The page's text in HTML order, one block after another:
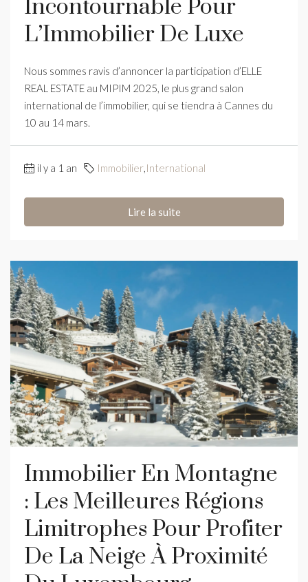
Incontournable Pour
L’Immobilier De Luxe
Nous sommes ravis d’annoncer la participation d’ELLE
REAL ESTATE au MIPIM 2025, le plus grand salon
international de l’immobilier, qui se tiendra à Cannes du
10 au 14 mars.
il y a 1 an Immobilier,International
Lire la suite
Immobilier En Montagne
: Les Meilleures Régions
Limitrophes Pour Profiter
De La Neige À Proximité